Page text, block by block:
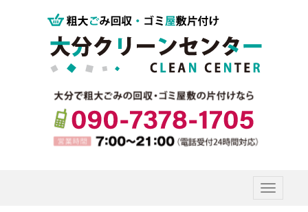
Toggle